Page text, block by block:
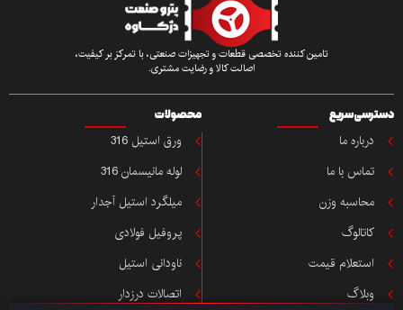
تامین کننده تخصصی قطعات و تجهیزات صنعتی، با تمرکز بر کیفیت،
اصالت کالا و رضایت مشتری.
سریع
ما
با ما
وزن
قیمت
محصولات
ورق استیل 316
لوله مانیسمان 316
میلگرد استیل آجدار
پروفیل فولادی
ناودانی استیل
اتصالات درزدار